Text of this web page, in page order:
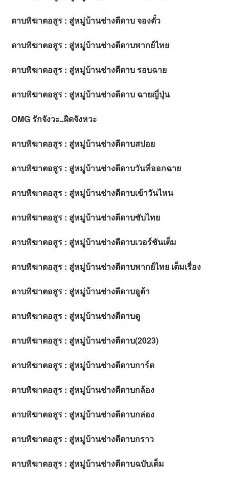
ดาบพิฆาตอสูร : สู่หมู่บ้านช่างตีดาบ จองตั๋ว
ดาบพิฆาตอสูร : สู่หมู่บ้านช่างตีดาบพากย์ไทย
ดาบพิฆาตอสูร : สู่หมู่บ้านช่างตีดาบ รอบฉาย
ดาบพิฆาตอสูร : สู่หมู่บ้านช่างตีดาบ ฉายญี่ปุ่น
OMG รักจังวะ..ผิดจังหวะ
ดาบพิฆาตอสูร : สู่หมู่บ้านช่างตีดาบสปอย
ดาบพิฆาตอสูร : สู่หมู่บ้านช่างตีดาบวันที่ออกฉาย
ดาบพิฆาตอสูร : สู่หมู่บ้านช่างตีดาบเข้าวันไหน
ดาบพิฆาตอสูร : สู่หมู่บ้านช่างตีดาบซับไทย
ดาบพิฆาตอสูร : สู่หมู่บ้านช่างตีดาบเวอร์ชันเต็ม
ดาบพิฆาตอสูร : สู่หมู่บ้านช่างตีดาบพากย์ไทย เต็มเรื่อง
ดาบพิฆาตอสูร : สู่หมู่บ้านช่างตีดาบอูต้า
ดาบพิฆาตอสูร : สู่หมู่บ้านช่างตีดาบดู
ดาบพิฆาตอสูร : สู่หมู่บ้านช่างตีดาบ(2023)
ดาบพิฆาตอสูร : สู่หมู่บ้านช่างตีดาบการ์ด
ดาบพิฆาตอสูร : สู่หมู่บ้านช่างตีดาบกล้อง
ดาบพิฆาตอสูร : สู่หมู่บ้านช่างตีดาบกล่อง
ดาบพิฆาตอสูร : สู่หมู่บ้านช่างตีดาบกราว
ดาบพิฆาตอสูร : สู่หมู่บ้านช่างตีดาบฉบับเต็ม